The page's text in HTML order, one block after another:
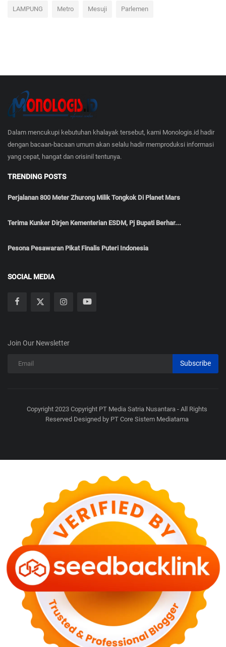
LAMPUNG Metro Mesuji Parlemen
Dalam mencukupi kebutuhan khalayak tersebut, kami Monologis.id hadir
dengan bacaan-bacaan umum akan selalu hadir memproduksi informasi
yang cepat, hangat dan orisinil tentunya.
TRENDING POSTS
Perjalanan 800 Meter Zhurong Milik Tongkok Di Planet Mars
Terima Kunker Dirjen Kementerian ESDM, Pj Bupati Berhar...
Pesona Pesawaran Pikat Finalis Puteri Indonesia
SOCIAL MEDIA
Join Our Newsletter
Subscribe
Copyright 2023 Copyright PT Media Satria Nusantara - All Rights
Reserved Designed by PT Core Sistem Mediatama